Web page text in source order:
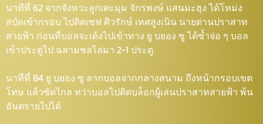
นาทีที่ 62 จากจังหวะลูกเตะมุม จักรพงษ์ แสนมะฮุง ได้โหม่ง
สบัดเข้ากรอบ ไปติดเซฟ ศิวรักษ์ เทศสูงเนิน นายด่านปราสาท
สายฟ้า ก่อนที่บอลจะเด้งไปเข้าทาง ยู บยอง ซู ได้ซ้ำจ่อ ๆ บอล
เข้าประตูไป ฉลามชลไล่มา 2-1 ประตู
นาทีที่ 84 ยู บยอง ซู ลากบอลจากกลางสนาม ถึงหน้ากรอบเขต
โทษ แล้วซัดไกล ทว่าบอลไปติดบล็อกผู้เล่นปราสาทสายฟ้า พ้น
อันตรายไปได้